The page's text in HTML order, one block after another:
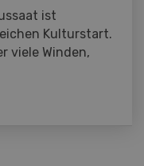
ist
Kulturstart.
viele Winden,